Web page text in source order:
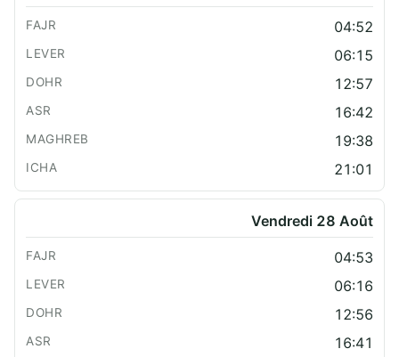
04:52
06:15
12:57
16:42
19:38
21:01
Vendredi 28 Août
04:53
06:16
12:56
16:41